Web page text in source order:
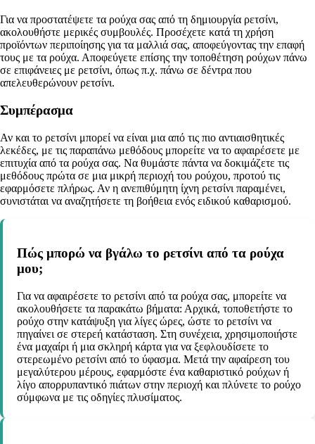
Για να προστατέψετε τα ρούχα σας από τη δημιουργία ρετσίνι,
ακολουθήστε μερικές συμβουλές. Προσέχετε κατά τη χρήση
προϊόντων περιποίησης για τα μαλλιά σας, αποφεύγοντας την επαφή
τους με τα ρούχα. Αποφεύγετε επίσης την τοποθέτηση ρούχων πάνω
σε επιφάνειες με ρετσίνι, όπως π.χ. πάνω σε δέντρα που
απελευθερώνουν ρετσίνι.
Συμπέρασμα
Αν και το ρετσίνι μπορεί να είναι μια από τις πιο αντιαισθητικές
λεκέδες, με τις παραπάνω μεθόδους μπορείτε να το αφαιρέσετε με
επιτυχία από τα ρούχα σας. Να θυμάστε πάντα να δοκιμάζετε τις
μεθόδους πρώτα σε μια μικρή περιοχή του ρούχου, προτού τις
εφαρμόσετε πλήρως. Αν η ανεπιθύμητη ίχνη ρετσίνι παραμένει,
συνιστάται να αναζητήσετε τη βοήθεια ενός ειδικού καθαρισμού.
Πώς μπορώ να βγάλω το ρετσίνι από τα ρούχα
μου;
Για να αφαιρέσετε το ρετσίνι από τα ρούχα σας, μπορείτε να
ακολουθήσετε τα παρακάτω βήματα: Αρχικά, τοποθετήστε το
ρούχο στην κατάψυξη για λίγες ώρες, ώστε το ρετσίνι να
πηγαίνει σε στερεή κατάσταση. Στη συνέχεια, χρησιμοποιήστε
ένα μαχαίρι ή μια σκληρή κάρτα για να ξεφλουδίσετε το
στερεωμένο ρετσίνι από το ύφασμα. Μετά την αφαίρεση του
μεγαλύτερου μέρους, εφαρμόστε ένα καθαριστικό ρούχων ή
λίγο απορρυπαντικό πιάτων στην περιοχή και πλύνετε το ρούχο
σύμφωνα με τις οδηγίες πλυσίματος.